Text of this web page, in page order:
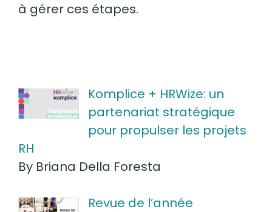
à gérer ces étapes.
Komplice + HRWize: un
partenariat stratégique
pour propulser les projets
RH
By Briana Della Foresta
Revue de l’année